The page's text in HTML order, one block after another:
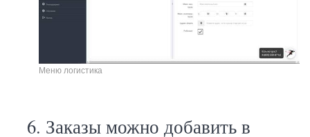
Меню логистика
6. Заказы можно добавить в